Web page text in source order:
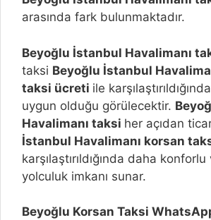
arasında fark bulunmaktadır.
Beyoğlu İstanbul Havalimanı
taksi Beyoğlu İstanbul
taksi ücreti ile
uygun olduğu görülecektir.
Havalimanı taksi her açıdan
İstanbul Havalimanı korsan
karşılaştırıldığında daha
yolculuk imkanı sunar.
Beyoğlu Korsan Taksi